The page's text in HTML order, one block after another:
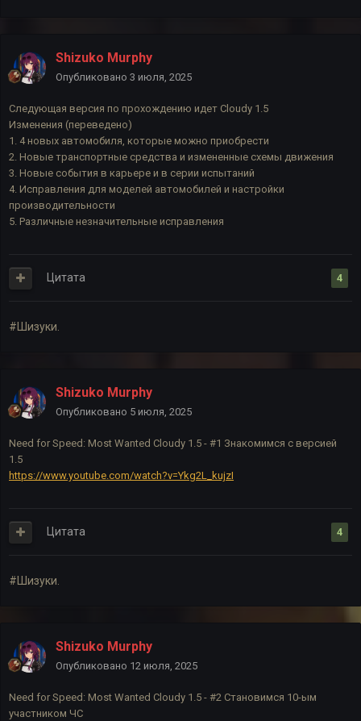
Shizuko Murphy
Опубликовано 3 июля, 2025
Следующая версия по прохождению идет Cloudy 1.5
Изменения (переведено)
1. 4 новых автомобиля, которые можно приобрести
2. Новые транспортные средства и измененные схемы движения
3. Новые события в карьере и в серии испытаний
4. Исправления для моделей автомобилей и настройки
производительности
5. Различные незначительные исправления
4
Цитата
#Шизуки.
Shizuko Murphy
Опубликовано 5 июля, 2025
Need for Speed: Most Wanted Cloudy 1.5 - #1 Знакомимся с версией
1.5
https://www.youtube.com/watch?v=Ykg2L_kujzI
4
Цитата
#Шизуки.
Shizuko Murphy
Опубликовано 12 июля, 2025
Need for Speed: Most Wanted Cloudy 1.5 - #2 Становимся 10-ым
участником ЧС